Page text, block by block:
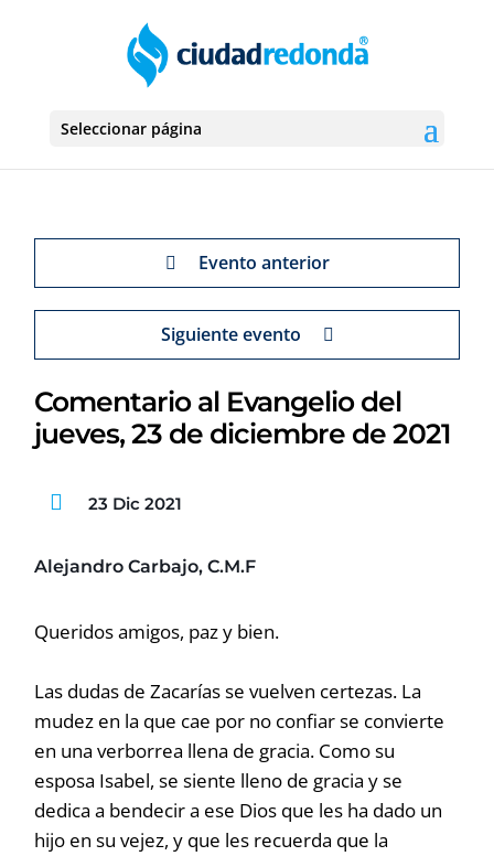
Seleccionar página
Evento anterior
Siguiente evento
Comentario al Evangelio del
jueves, 23 de diciembre de 2021
23 Dic 2021
Alejandro Carbajo, C.M.F
Queridos amigos, paz y bien.
Las dudas de Zacarías se vuelven certezas. La
mudez en la que cae por no confiar se convierte
en una verborrea llena de gracia. Como su
esposa Isabel, se siente lleno de gracia y se
dedica a bendecir a ese Dios que les ha dado un
hijo en su vejez, y que les recuerda que la